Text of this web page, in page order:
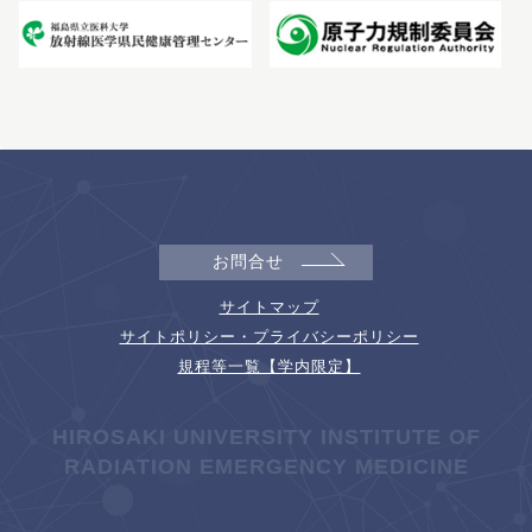
お問合せ
サイトマップ
サイトポリシー・プライバシーポリシー
規程等一覧【学内限定】
HIROSAKI UNIVERSITY INSTITUTE OF
RADIATION EMERGENCY MEDICINE